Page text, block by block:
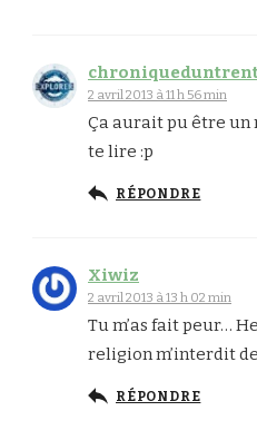
2 avril 2013 à 11 h 56 min
Ça aurait pu être un
te lire :p
RÉPONDRE
Xiwiz
2 avril 2013 à 13 h 02 min
Tu m’as fait peur…
religion m’interdit
RÉPONDRE